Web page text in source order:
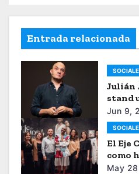
Entrada relacionada
Julián
stand
Jun 9,
El Eje
como
May